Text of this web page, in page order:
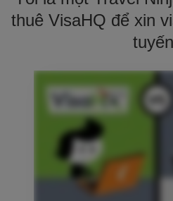
thuê VisaHQ để xin